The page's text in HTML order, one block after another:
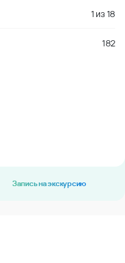
1 из18
182
Запись на экскурсию